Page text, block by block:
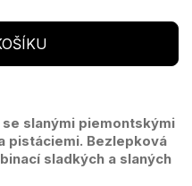
slanými piemontskými
pistáciemi. Bezlepková
sladkých a slaných